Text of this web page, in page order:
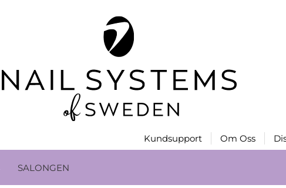
Kundsupport Om Oss
SALONGEN